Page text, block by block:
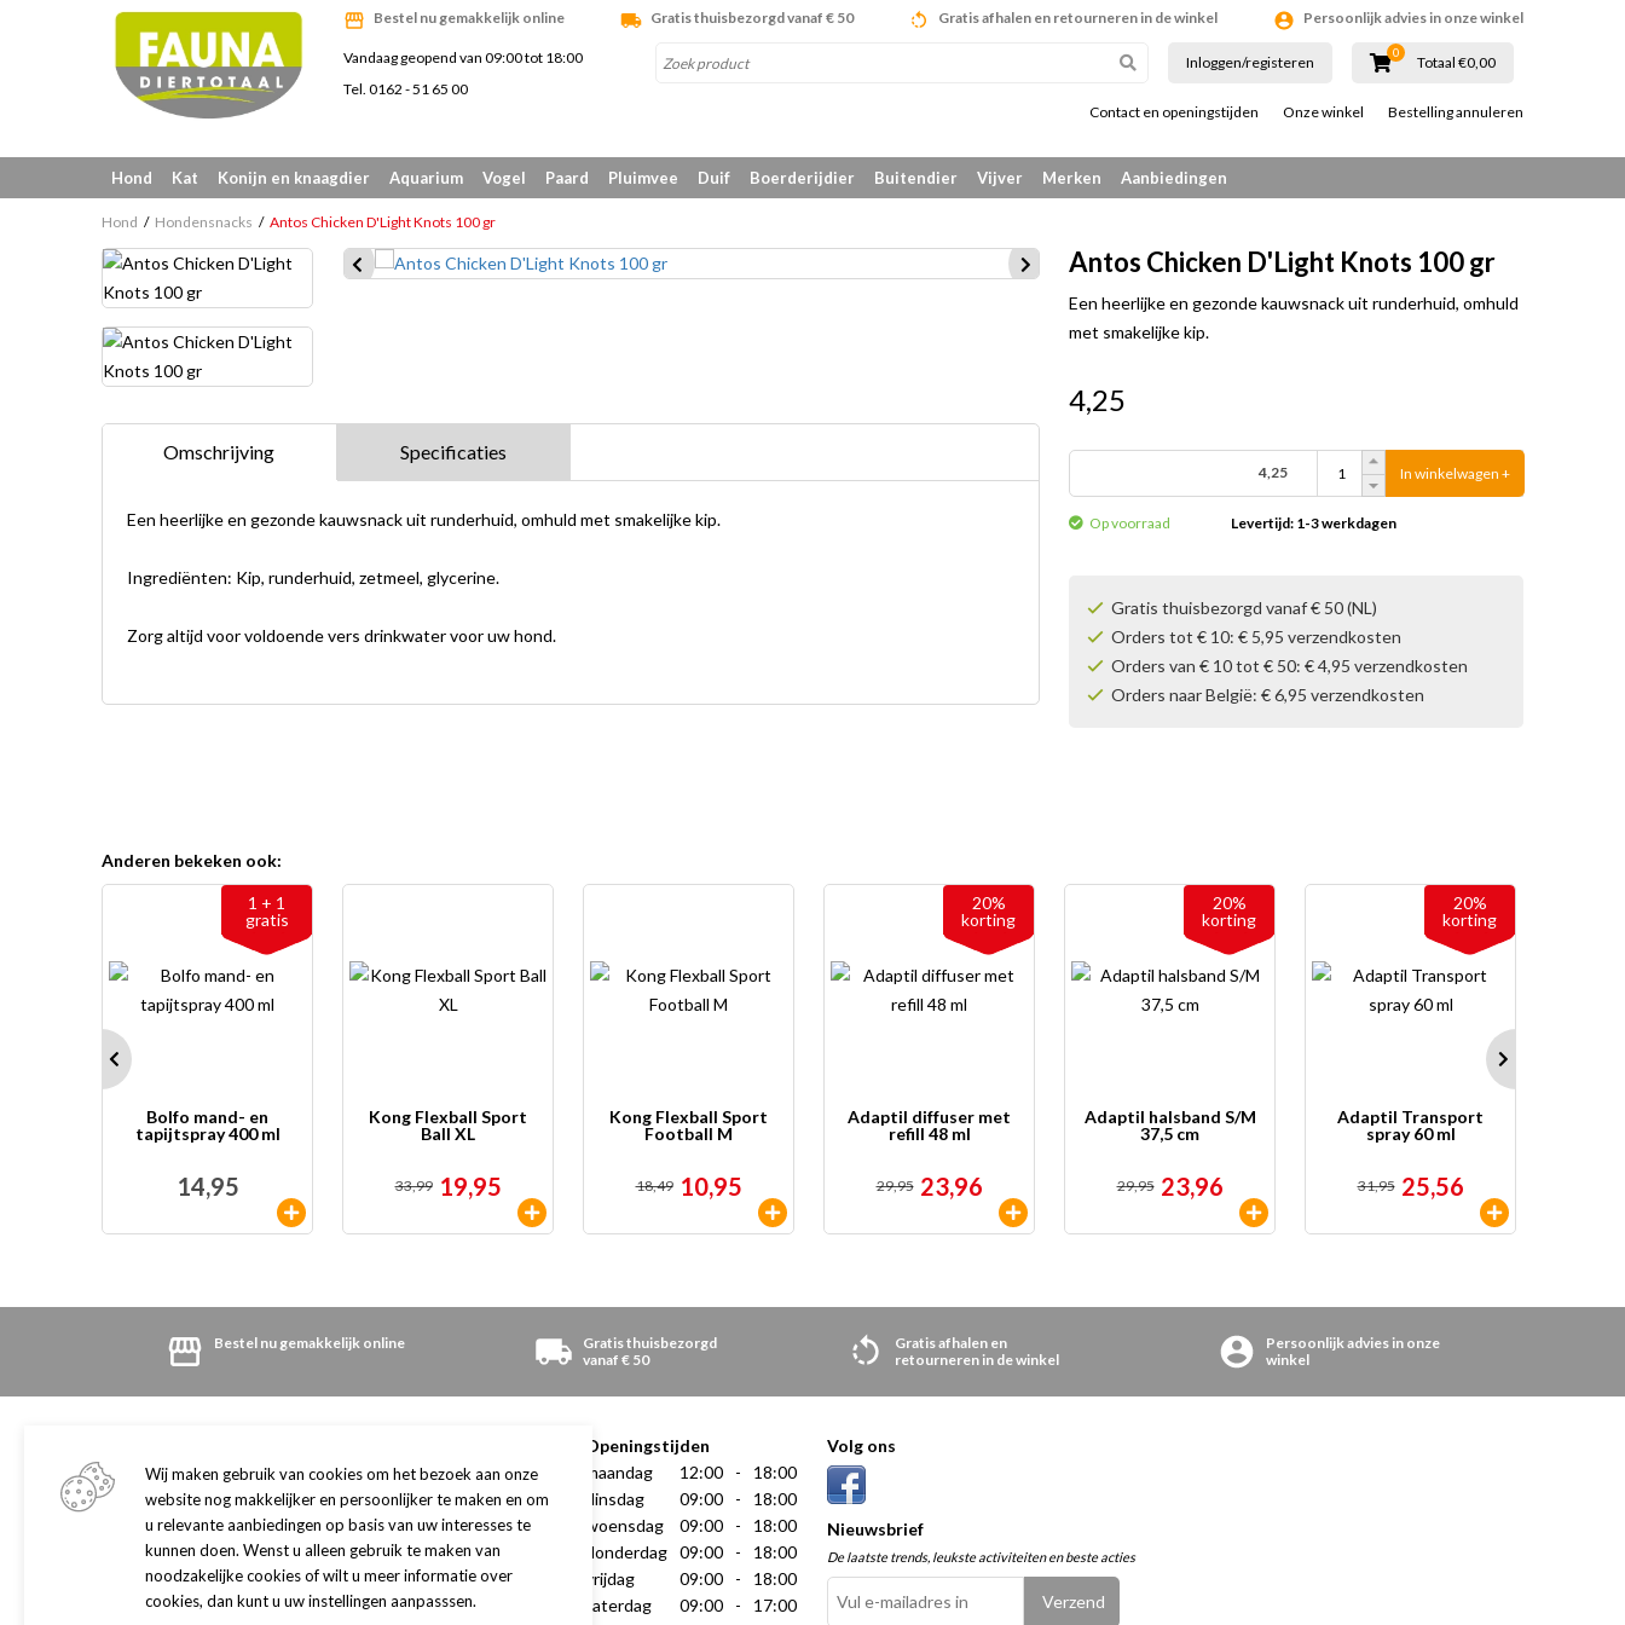
Bestel nu gemakkelijk online Gratis thuisbezorgd vanaf € 50 Gratis afhalen en retourneren in de winkel Persoonlijk advies in onze winkel
Vandaag geopend van 09:00 tot 18:00
Tel. 0162 - 51 65 00
Inloggen/registeren
0
Totaal €0,00
Contact en openingstijden Onze winkel Bestelling annuleren
Hond Kat Konijn en knaagdier Aquarium Vogel Paard Pluimvee Duif Boerderijdier Buitendier Vijver Merken Aanbiedingen
Hond Hondensnacks Antos Chicken D'Light Knots 100 gr
Omschrijving Specificaties
Een heerlijke en gezonde kauwsnack uit runderhuid, omhuld met smakelijke kip.
Ingrediënten: Kip, runderhuid, zetmeel, glycerine.
Zorg altijd voor voldoende vers drinkwater voor uw hond.
Antos Chicken D'Light Knots 100 gr
Een heerlijke en gezonde kauwsnack uit runderhuid, omhuld
met smakelijke kip.
4,25
4,25 In winkelwagen +
Op voorraad Levertijd: 1-3 werkdagen
Gratis thuisbezorgd vanaf € 50 (NL)
Orders tot € 10: € 5,95 verzendkosten
Orders van € 10 tot € 50: € 4,95 verzendkosten
Orders naar België: € 6,95 verzendkosten
Anderen bekeken ook:
1 + 1
gratis
Bolfo mand- en
tapijtspray 400 ml
14,95
Kong Flexball Sport
Ball XL
33,99 19,95
Kong Flexball Sport
Football M
18,49 10,95
20%
korting
Adaptil diffuser met
refill 48 ml
29,95 23,96
20%
korting
Adaptil halsband S/M
37,5 cm
29,95 23,96
20%
korting
Adaptil Transport
spray 60 ml
31,95 25,56
Bestel nu gemakkelijk online
Gratis thuisbezorgd
vanaf € 50
Gratis afhalen en
retourneren in de winkel
Persoonlijk advies in onze
winkel
Adres en openingstijden
Onze winkel
Dogwash
Klantenpas
Cadeaukaart
Merken
Algemene informatie
Retourneren
Herroepingsrecht
Contact
Privacy
Openingstijden
maandag
12:00 -
18:00
dinsdag
09:00 -
18:00
woensdag
09:00 -
18:00
donderdag 09:00 -
18:00
vrijdag
09:00 -
18:00
zaterdag
09:00 -
17:00
Volg ons
Nieuwsbrief
De laatste trends, leukste activiteiten en beste acties
Wij maken gebruik van cookies om het bezoek aan onze
website nog makkelijker en persoonlijker te maken en om
u relevante aanbiedingen op basis van uw interesses te
kunnen doen. Wenst u alleen gebruik te maken van
noodzakelijke cookies of wilt u meer informatie over
cookies, dan kunt u uw instellingen aanpasssen.